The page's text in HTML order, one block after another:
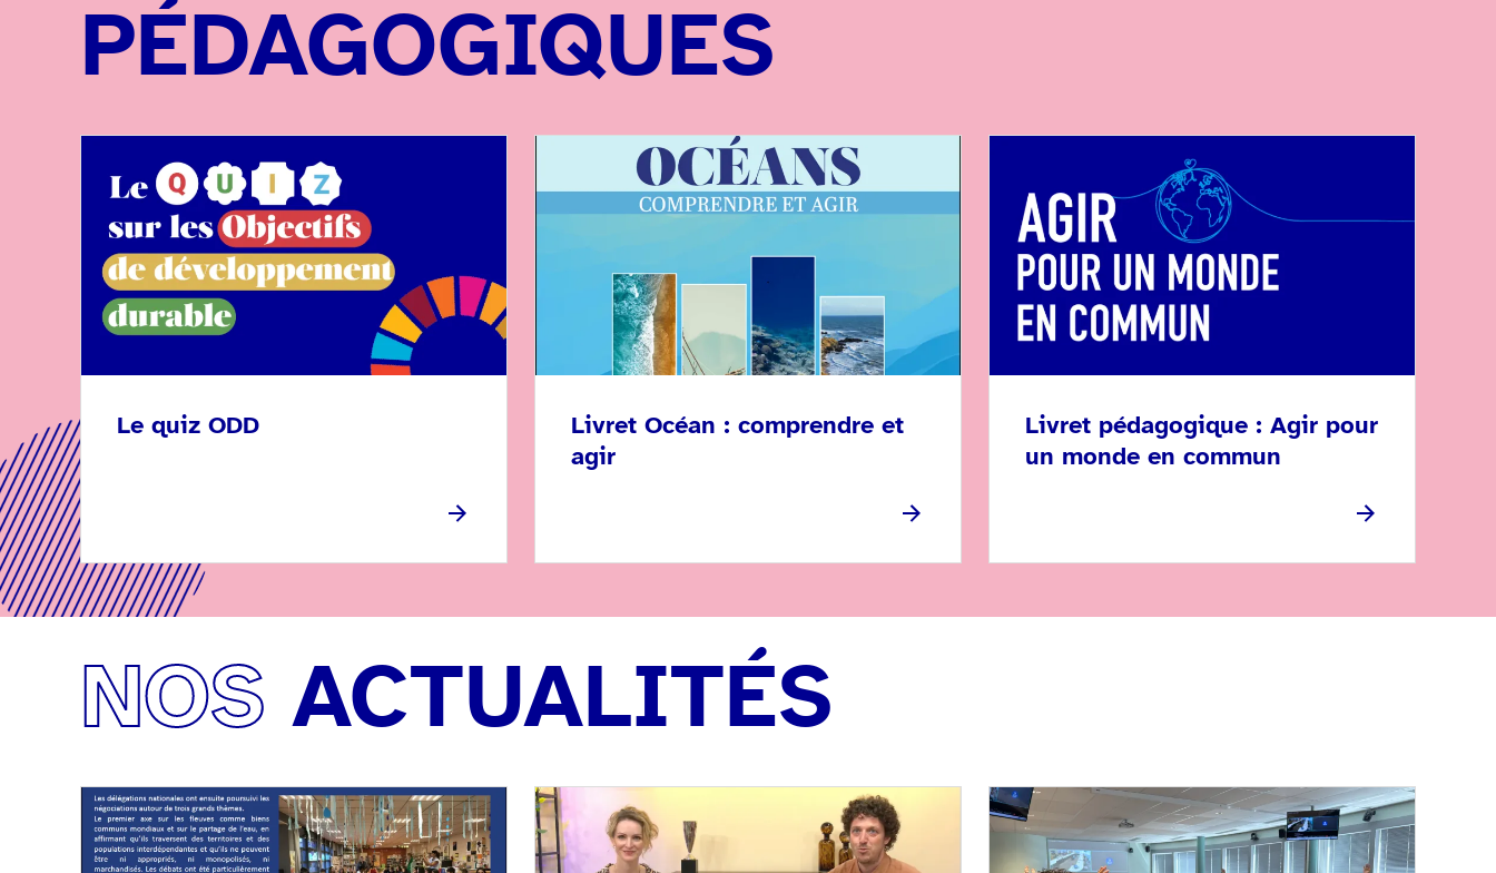
PÉDAGOGIQUES
Le quiz ODD
Livret Océan : comprendre et
agir
Livret pédagogique : Agir pour
un monde en commun
NOS ACTUALITÉS